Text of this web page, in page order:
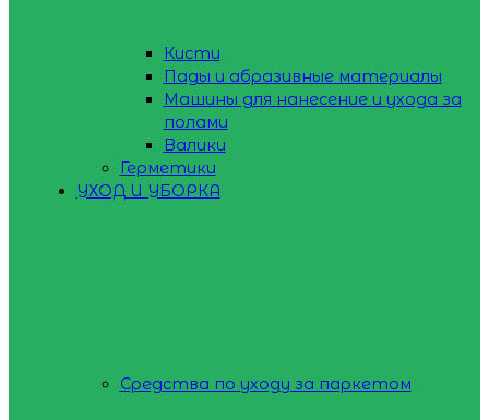
Кисти
Пады и абразивные материалы
Машины для нанесение и ухода за
полами
Валики
Герметики
УХОД И УБОРКА
Средства по уходу за паркетом